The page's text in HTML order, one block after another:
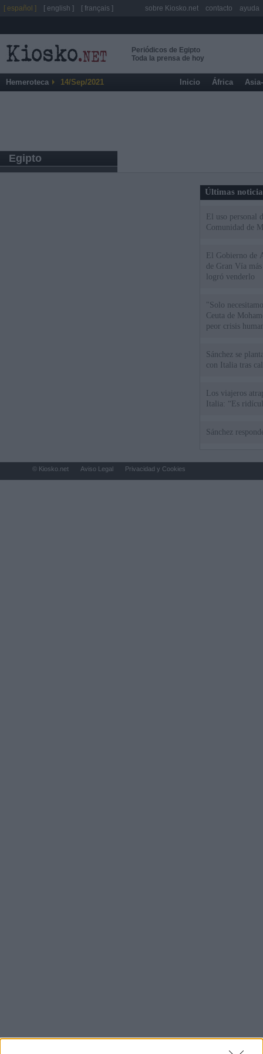
Periódicos de Egipto
Toda la prensa de hoy
Hemeroteca 14/Sep/2021 Inicio África
Egipto
Últimas
El uso personal
Comunidad de
El Gobierno de
de Gran Vía
logró venderlo
"Solo
Ceuta de
peor crisis
Sánchez se
con Italia tras
Los viajeros
Italia: “Es
Sánchez
[ español ] [ english ] [ français ] sobre Kiosko.net contacto ayuda
© Kiosko.net Aviso Legal Privacidad y Cookies